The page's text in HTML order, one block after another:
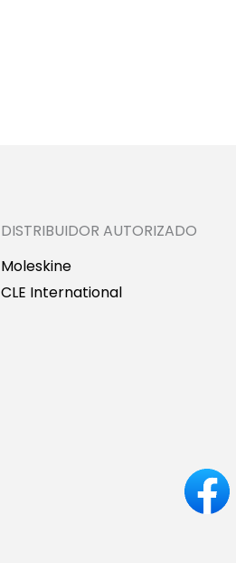
DISTRIBUIDOR AUTORIZADO
Moleskine
CLE International